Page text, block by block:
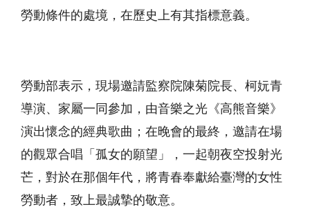
勞動條件的處境，在歷史上有其指標意義。
勞動部表示，現場邀請監察院陳菊院長、柯妧青
導演、家屬一同參加，由音樂之光《高熊音樂》
演出懷念的經典歌曲；在晚會的最終，邀請在場
的觀眾合唱「孤女的願望」，一起朝夜空投射光
芒，對於在那個年代，將青春奉獻給臺灣的女性
勞動者，致上最誠摯的敬意。